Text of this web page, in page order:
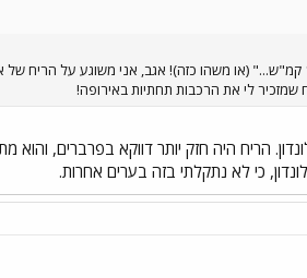
ויגיעו למהירות מירבית של עד 160 קמ"ש..." (או משהו כזה)! אגב, אני משוגע על
לי את הרכבות תחתיות באירופה!
הריח היה חזק יותר דווקא בפרברים, והוא
כי לא נתקלתי בזה בערים אחרות.